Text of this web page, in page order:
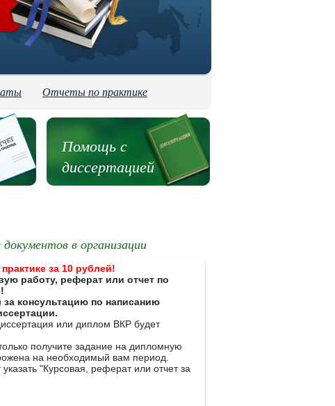
Отчеты по практике
Помощь с
диссертацией
в организации
за 10 рублей!
работу, реферат или отчет по
за консультацию по написанию
или диплом ВКР будет
получите задание на дипломную
на необходимый вам период.
"Курсовая, реферат или отчет за